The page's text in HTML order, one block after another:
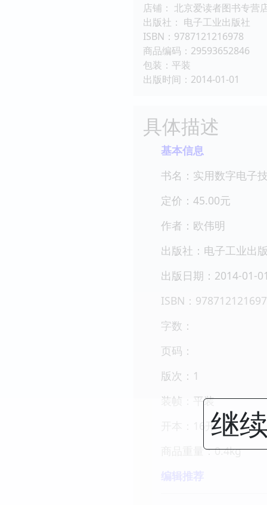
店铺： 北京爱读者图书专营
出版社： 电子工业出版社
ISBN：9787121216978
商品编码：29593652846
包装：平装
出版时间：2014-01-01
具体描述
基本信息
书名：实用数字电子
定价：45.00元
作者：欧伟明
出版社：电子工业出
出版日期：2014-01-
ISBN：
字数：
页码：
版次：1
装帧：平装
开本：16开
商品重量：0.4kg
继